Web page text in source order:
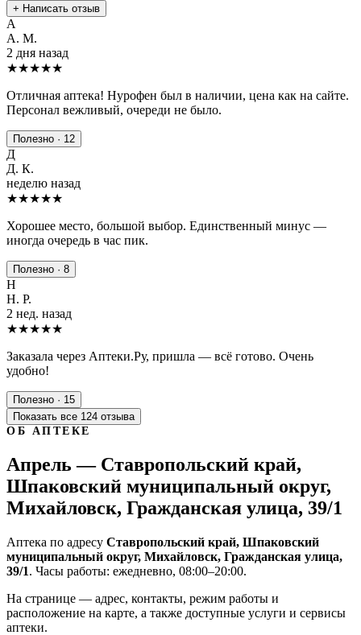
+ Написать отзыв
А
А. М.
2 дня назад
★★★★★
Отличная аптека! Нурофен был в наличии, цена как на сайте.
Персонал вежливый, очереди не было.
Полезно · 12
Д
Д. К.
неделю назад
★★★★★
Хорошее место, большой выбор. Единственный минус —
иногда очередь в час пик.
Полезно · 8
Н
Н. Р.
2 нед. назад
★★★★★
Заказала через Аптеки.Ру, пришла — всё готово. Очень
удобно!
Полезно · 15
Показать все 124 отзыва
ОБ АПТЕКЕ
Апрель — Ставропольский край,
Шпаковский муниципальный округ,
Михайловск, Гражданская улица, 39/1
Аптека по адресу Ставропольский край, Шпаковский
муниципальный округ, Михайловск, Гражданская улица,
39/1. Часы работы: ежедневно, 08:00–20:00.
На странице — адрес, контакты, режим работы и
расположение на карте, а также доступные услуги и сервисы
аптеки.